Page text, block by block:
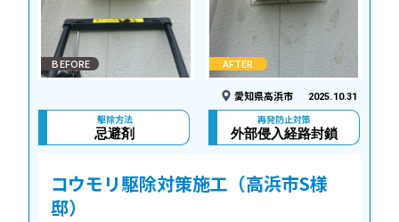
BEFORE AFTER
愛知県高浜市 2025.10.31
駆除方法
忌避剤
再発防止対策
外部侵入経路封鎖
コウモリ駆除対策施工（高浜市S様
邸）